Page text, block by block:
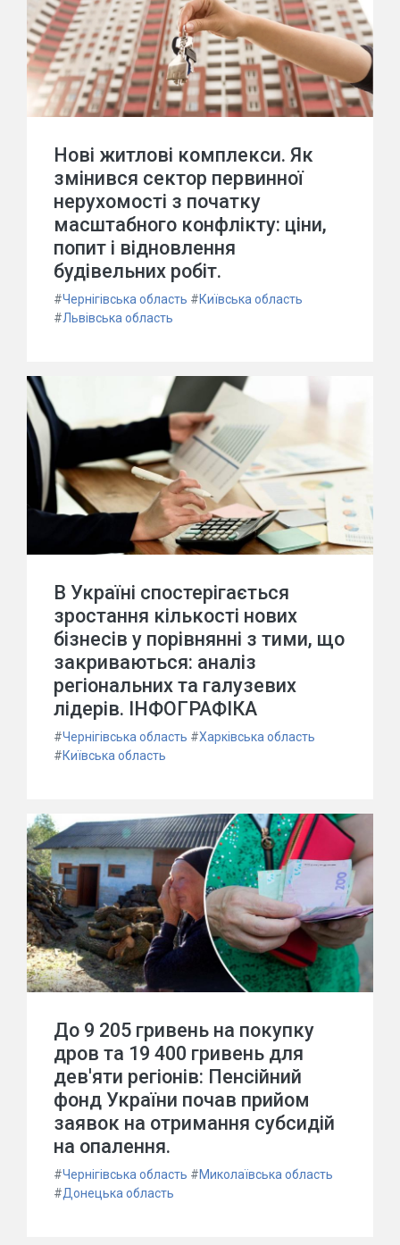
Нові житлові комплекси. Як
змінився сектор первинної
нерухомості з початку
масштабного конфлікту: ціни,
попит і відновлення
будівельних робіт.
#Чернігівська область #Київська область
#Львівська область
В Україні спостерігається
зростання кількості нових
бізнесів у порівнянні з тими, що
закриваються: аналіз
регіональних та галузевих
лідерів. ІНФОГРАФІКА
#Чернігівська область #Харківська область
#Київська область
До 9 205 гривень на покупку
дров та 19 400 гривень для
дев'яти регіонів: Пенсійний
фонд України почав прийом
заявок на отримання субсидій
на опалення.
#Чернігівська область #Миколаївська область
#Донецька область